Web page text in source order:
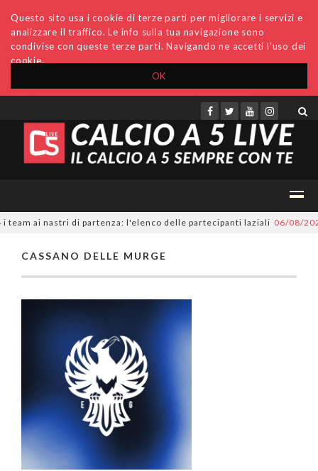
OK
Questo sito usa i cookie di terze parti per migliorare i servizi e
analizzare il traffico. Le info sulla tua navigazione sono
condivise con queste terze parti. Navigando ne accetti l'uso dei
cookie.
Accedi Archivio Invio comunicati Redazione
ai nastri di partenza: l'elenco delle partecipanti laziali 06/08/
CASSANO DELLE MURGE